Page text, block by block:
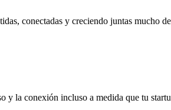
conectadas y creciendo juntas mucho
la conexión incluso a medida que tu